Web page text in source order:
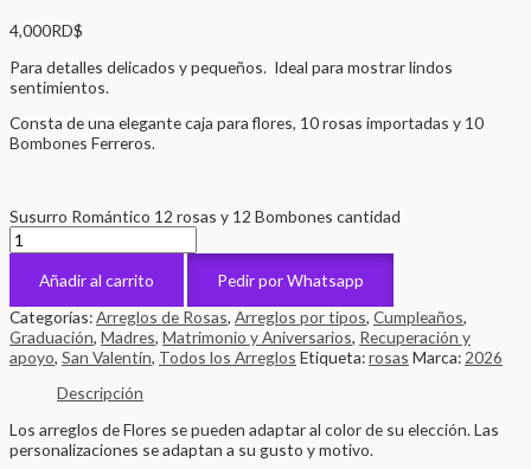
4,000RD$
Para detalles delicados y pequeños. Ideal para mostrar lindos
sentimientos.
Consta de una elegante caja para flores, 10 rosas importadas y 10
Bombones Ferreros.
Susurro Romántico 12 rosas y 12 Bombones cantidad
Añadir al carrito
Pedir por Whatsapp
Categorías:Arreglos de Rosas, Arreglos por tipos, Cumpleaños,
Graduación, Madres, Matrimonio y Aniversarios, Recuperación y
apoyo, San Valentín, Todos los Arreglos Etiqueta:rosas Marca: 2026
Descripción
Los arreglos de Flores se pueden adaptar al color de su elección. Las
personalizaciones se adaptan a su gusto y motivo.